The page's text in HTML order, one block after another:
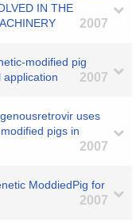
IN THE
2007
modified pig
application
2007
uses
pigs in
2007
ModdiedPig for
2007